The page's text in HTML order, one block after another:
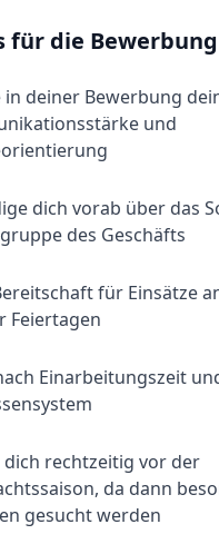
für die Bewerbung
in deiner Bewerbung
und
dich vorab über das
des Geschäfts
für Einsätze
Feiertagen
Einarbeitungszeit
dich rechtzeitig vor der
da dann
gesucht werden